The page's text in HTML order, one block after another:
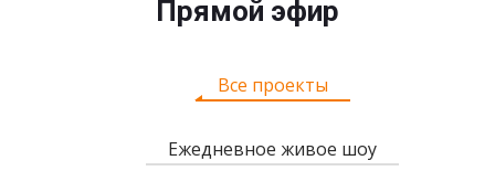
Прямой эфир
Все проекты
Ежедневное живое шоу